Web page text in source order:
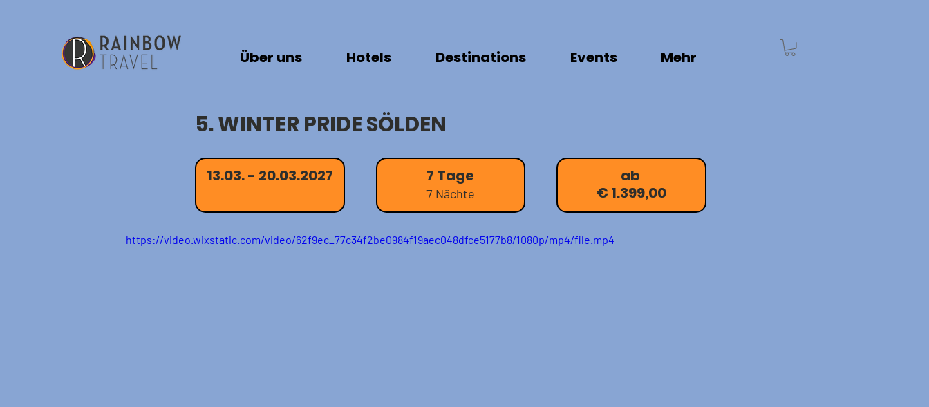
Über uns Hotels Destinations Events Mehr
5. WINTER PRIDE SÖLDEN
13.03. - 20.03.2027 7 Tage
7 Nächte
ab
€ 1.399,00
https://video.wixstatic.com/video/62f9ec_77c34f2be0984f19aec048dfce5177b8/1080p/mp4/file.mp4